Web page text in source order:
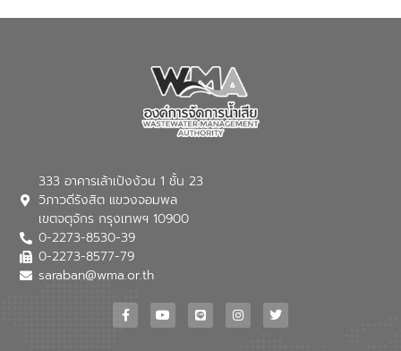
ในครั้งนี้เป็นการดึงจุดแข็งและความ
(อจน.) มาผสานกับประสบการณ์และ
เทคโนโลยีโครงข่ายน้ำครบวงจรในพื้นที่ EEC
ของอีสท์ วอเตอร์ เพื่อร่วมกันศึกษา
เทคโนโลยีการปรับปรุงคุณภาพน้ำ (Water
Reuse) และพัฒนารูปแบบการดำเนินงาน
ใช้น้ำที่พุ่งสูงขึ้นจากการขยายตัวของ
การองค์การจัดการน้ำเสีย กล่าวถึงภารกิจ
เพื่อสนับสนุนการพัฒนาเมืองอย่างยั่งยืน
ขณะที่ นายบดินทร์ อุดล กรรมการผู้อำนวย
333 อาคารเล้าเป้งง้วน 1 ชั้น 23
วิภาวดีรังสิต แขวงจอมพล
เขตจตุจักร กรุงเทพฯ 10900
0-2273-8530-39
0-2273-8577-79
saraban@wma.or.th